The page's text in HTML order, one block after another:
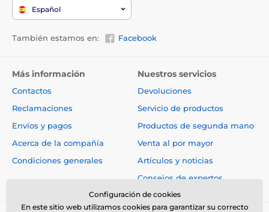
Español
También estamos en: Facebook
Más información
Contactos
Reclamaciones
Envíos y pagos
Acerca de la compañía
Condiciones generales
Nuestros servicios
Devoluciones
Servicio de productos
Productos de segunda mano
Venta al por mayor
Artículos y noticias
Consejos de expertos
Configuración de cookies
En este sitio web utilizamos cookies para garantizar su correcto